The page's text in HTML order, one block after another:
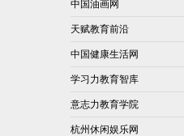
中国油画网
天赋教育前沿
中国健康生活网
学习力教育智库
意志力教育学院
杭州休闲娱乐网